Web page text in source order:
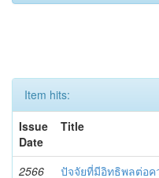
Item hits:
Issue
Date
Title
2566
ปัจจัยที่มีอิทธิพลต่อค